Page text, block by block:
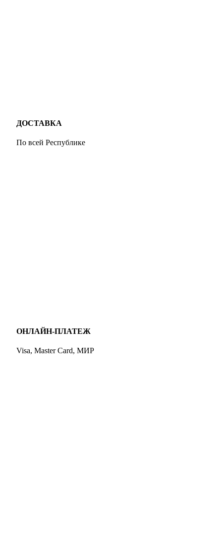
ДОСТАВКА
По всей Республике
ОНЛАЙН-ПЛАТЕЖ
Visa, Master Card, МИР